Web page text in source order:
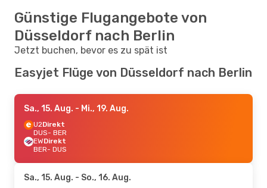
Günstige Flugangebote von
Düsseldorf nach Berlin
Jetzt buchen, bevor es zu spät ist
Easyjet Flüge von Düsseldorf nach Berlin
Sa., 15. Aug. - Mi., 19. Aug.
U2Direkt
DUS- BER
EWDirekt
BER- DUS
Sa., 15. Aug. - So., 16. Aug.